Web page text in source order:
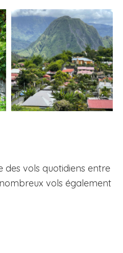
vols quotidiens entre
vols également